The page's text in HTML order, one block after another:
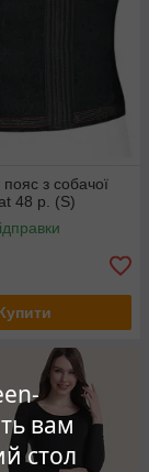
вам
стол
пояс з собачої
48 р. (S)